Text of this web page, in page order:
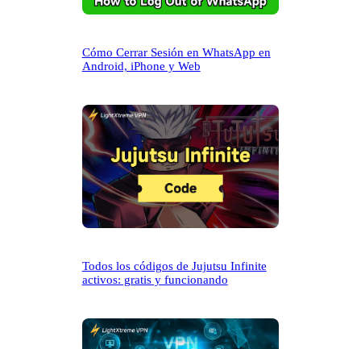
Cómo Cerrar Sesión en WhatsApp en
Android, iPhone y Web
Todos los códigos de Jujutsu Infinite
activos: gratis y funcionando